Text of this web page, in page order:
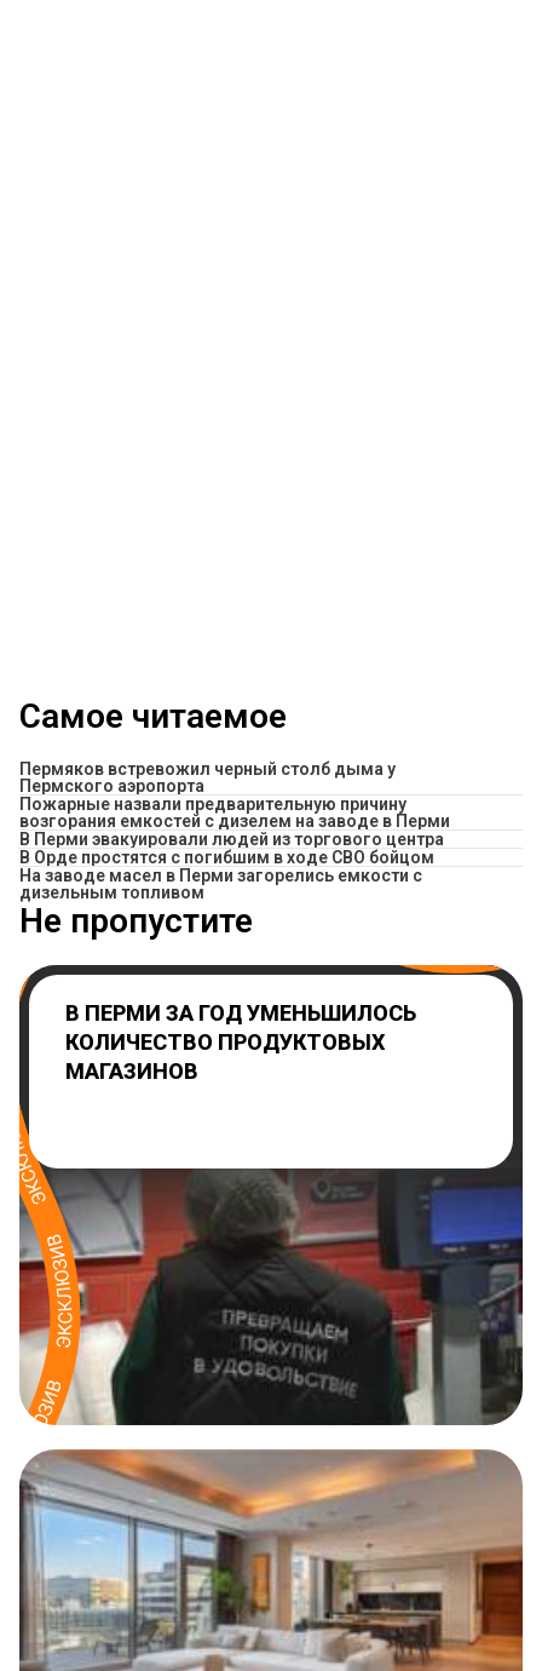
Самое читаемое
Пермяков встревожил черный столб дыма у
Пермского аэропорта
Пожарные назвали предварительную причину
возгорания емкостей с дизелем на заводе в Перми
В Перми эвакуировали людей из торгового центра
В Орде простятся с погибшим в ходе СВО бойцом
На заводе масел в Перми загорелись емкости с
дизельным топливом
Не пропустите
В ПЕРМИ ЗА ГОД УМЕНЬШИЛОСЬ
КОЛИЧЕСТВО ПРОДУКТОВЫХ
МАГАЗИНОВ